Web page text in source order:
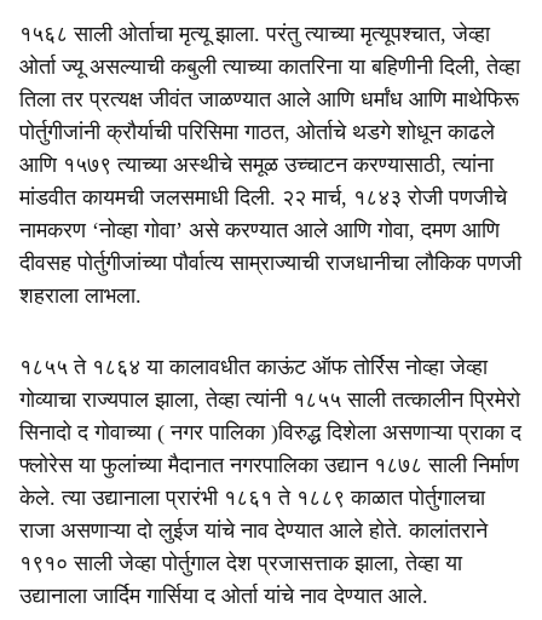
१५६८ साली ओर्ताचा मृत्यू झाला. परंतु त्याच्या मृत्यूपश्चात, जेव्हा
ओर्ता ज्यू असल्याची कबुली त्याच्या कातरिना या बहिणीनी दिली, तेव्हा
तिला तर प्रत्यक्ष जीवंत जाळण्यात आले आणि धर्मांध आणि माथेफिरू
पोर्तुगीजांनी क्रौर्याची परिसिमा गाठत, ओर्ताचे थडगे शोधून काढले
आणि १५७९ त्याच्या अस्थीचे समूळ उच्चाटन करण्यासाठी, त्यांना
मांडवीत कायमची जलसमाधी दिली. २२ मार्च, १८४३ रोजी पणजीचे
नामकरण ‘नोव्हा गोवा’ असे करण्यात आले आणि गोवा, दमण आणि
दीवसह पोर्तुगीजांच्या पौर्वात्य साम्राज्याची राजधानीचा लौकिक पणजी
शहराला लाभला.
१८५५ ते १८६४ या कालावधीत काऊंट ऑफ तोर्रिस नोव्हा जेव्हा
गोव्याचा राज्यपाल झाला, तेव्हा त्यांनी १८५५ साली तत्कालीन प्रिमेरो
सिनादो द गोवाच्या ( नगर पालिका )विरुद्ध दिशेला असणाऱ्या प्राका द
फ्लोरेस या फुलांच्या मैदानात नगरपालिका उद्यान १८७८ साली निर्माण
केले. त्या उद्यानाला प्रारंभी १८६१ ते १८८९ काळात पोर्तुगालचा
राजा असणाऱ्या दो लुईज यांचे नाव देण्यात आले होते. कालांतराने
१९१० साली जेव्हा पोर्तुगाल देश प्रजासत्ताक झाला, तेव्हा या
उद्यानाला जार्दिम गार्सिया द ओर्ता यांचे नाव देण्यात आले.